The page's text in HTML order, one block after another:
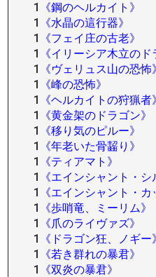
1
《鋼のヘルカイト》
1
《水晶の這行器》
1
《フェイ庄の古老》
1
《イリーシア木立のド
1
《ヴェリュス山の恐怖》
1
《峰の恐怖》
1
《ヘルカイトの狩猟者》
1
《黄金架のドラゴン》
1
《移り気のピルー》
1
《年老いた骨齧り》
1
《ティアマト》
1
《エインシャント・
1
《エインシャント・カ
1
《歩哨竜、ミーリム》
1
《爪のライヴァズ》
1
《ドラゴン狂、ノギー》
1
《若き群れの暴君》
1
《双炎の暴君》